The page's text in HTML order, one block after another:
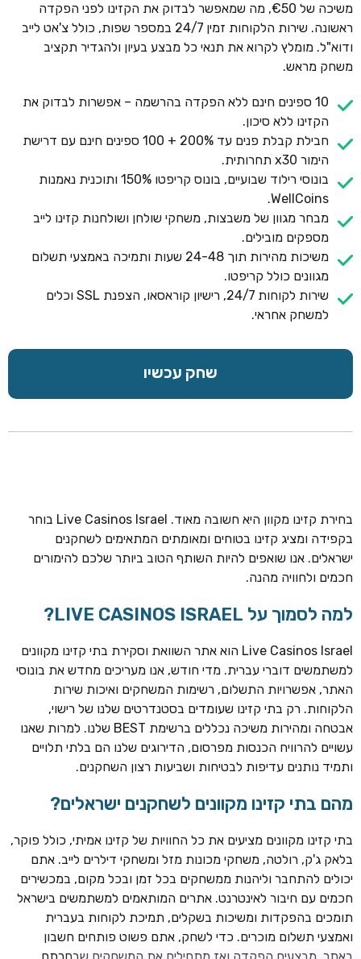
ROYSPINS
MEGAPARI
בונוס קבלת פנים: עד 125% בונוס עד €450 + 250 ספינים חינם
חבילת קבלת פנים: עד 280% בונוס עד €2,200 + 230 ספינים
משיכה של €50, מה שמאפשר לבדוק את הקזינו לפני הפקדה
ראשונה. שירות הלקוחות זמין 24/7 במספר שפות, כולל צ'אט לייב
ודוא"ל. מומלץ לקרוא את תנאי כל מבצע בעיון ולהגדיר תקציב
משחק מראש.
10 ספינים חינם ללא הפקדה בהרשמה – אפשרות לבדוק את
הקזינו ללא סיכון.
חבילת קבלת פנים עד 200% + 100 ספינים חינם עם דרישת
הימור x30 תחרותית.
בונוסי רילוד שבועיים, בונוס קריפטו 150% ותוכנית נאמנות
WellCoins.
מבחר מגוון של משבצות, משחקי שולחן ושולחנות קזינו לייב
מספקים מובילים.
משיכות מהירות תוך 24-48 שעות ותמיכה באמצעי תשלום
מגוונים כולל קריפטו.
שירות לקוחות 24/7, רישיון קוראסאו, הצפנת SSL וכלים
למשחק אחראי.
שחק עכשיו
בחירת קזינו מקוון היא חשובה מאוד. Live Casinos Israel בוחר
בקפידה ומציג קזינו בטוחים ומאומתים המתאימים לשחקנים
ישראלים. אנו שואפים להיות השותף הטוב ביותר שלכם להימורים
חכמים ולחוויה מהנה.
למה לסמוך על LIVE CASINOS ISRAEL?
Live Casinos Israel הוא אתר השוואת וסקירת בתי קזינו מקוונים
למשתמשים דוברי עברית. מדי חודש, אנו מעריכים מחדש את בונוסי
האתר, אפשרויות התשלום, רשימות המשחקים ואיכות שירות
הלקוחות. רק בתי קזינו שעומדים בסטנדרטים שלנו של רישוי,
אבטחה ומהירות משיכה נכללים ברשימת BEST שלנו. למרות שאנו
עשויים להרוויח הכנסות מפרסום, הדירוגים שלנו הם בלתי תלויים
ותמיד נותנים עדיפות לבטיחות ושביעות רצון השחקנים.
מהם בתי קזינו מקוונים לשחקנים ישראלים?
בתי קזינו מקוונים מציעים את כל החוויות של קזינו אמיתי, כולל פוקר,
בלאק ג'ק, רולטה, משחקי מכונות מזל ומשחקי דילרים לייב. אתם
יכולים להתחבר וליהנות ממשחקים בכל זמן ובכל מקום, במכשירים
חכמים עם חיבור לאינטרנט. אתרים המותאמים למשתמשים בישראל
תומכים בהפקדות ומשיכות בשקלים, תמיכת לקוחות בעברית
ואמצעי תשלום מוכרים. כדי לשחק, אתם פשוט פותחים חשבון